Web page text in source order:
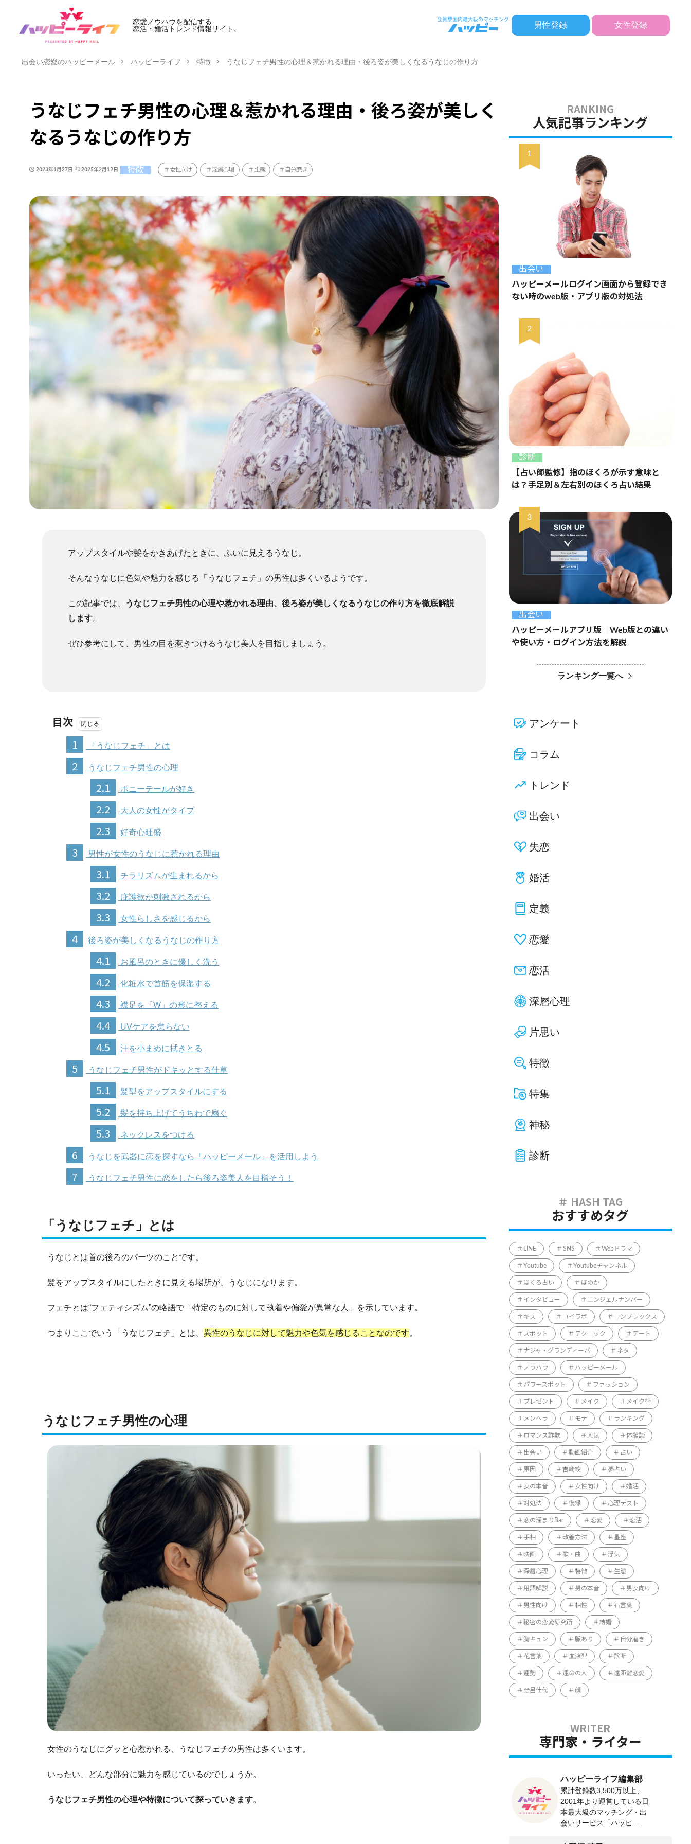
恋愛ノウハウを配信する
恋活・婚活トレンド情報サイト。
男性登録 女性登録
出会い恋愛のハッピーメール ハッピーライフ 特徴 うなじフェチ男性の心理＆惹かれる理由・後ろ姿が美しくなるうなじの作り方
うなじフェチ男性の心理＆惹かれる理由・後ろ姿が美しく
なるうなじの作り方
2023年1月27日 2025年2月12日 特徴 女性向け 深層心理 生態 自分磨き
アップスタイルや髪をかきあげたときに、ふいに見えるうなじ。
そんなうなじに色気や魅力を感じる「うなじフェチ」の男性は多くいるようです。
この記事では、
うなじフェチ男性の心理や惹かれる理由、後ろ姿が美しくなるうなじの作り方を徹底解説
します。
ぜひ参考にして、男性の目を惹きつけるうなじ美人を目指しましょう。
目次
1
「うなじフェチ」とは
2 うなじフェチ男性の心理
2.1 ポニーテールが好き
2.2 大人の女性がタイプ
2.3 好奇心旺盛
3 男性が女性のうなじに惹かれる理由
3.1 チラリズムが生まれるから
3.2 庇護欲が刺激されるから
3.3 女性らしさを感じるから
4 後ろ姿が美しくなるうなじの作り方
4.1 お風呂のときに優しく洗う
4.2 化粧水で首筋を保湿する
4.3 襟足を「W」の形に整える
4.4 UVケアを怠らない
4.5 汗を小まめに拭きとる
5 うなじフェチ男性がドキッとする仕草
5.1 髪型をアップスタイルにする
5.2 髪を持ち上げてうちわで扇ぐ
5.3 ネックレスをつける
6 うなじを武器に恋を探すなら「ハッピーメール」を活用しよう
7 うなじフェチ男性に恋をしたら後ろ姿美人を目指そう！
「うなじフェチ」とは
うなじとは首の後ろのパーツのことです。
髪をアップスタイルにしたときに見える場所が、うなじになります。
フェチとは“フェティシズム”の略語で「特定のものに対して執着や偏愛が異常な人」を示しています。
つまりここでいう「うなじフェチ」とは、 異性のうなじに対して魅力や色気を感じることなのです。
うなじフェチ男性の心理
女性のうなじにグッと心惹かれる、うなじフェチの男性は多くいます。
いったい、どんな部分に魅力を感じているのでしょうか。
うなじフェチ男性の心理や特徴について探っていきます。
人気記事ランキング
出会い
ハッピーメールログイン画面から登録でき
ない時のweb版・アプリ版の対処法
診断
【占い師監修】指のほくろが示す意味と
は？手足別＆左右別のほくろ占い結果
出会い
ハッピーメールアプリ版｜Web版との違い
や使い方・ログイン方法を解説
ランキング一覧へ
アンケート
コラム
トレンド
出会い
失恋
婚活
定義
恋愛
恋活
深層心理
片思い
特徴
特集
神秘
診断
おすすめタグ
LINE SNS Webドラマ
Youtube Youtubeチャンネル
ほくろ占い ほのか
インタビュー エンジェルナンバー
キス コイラボ コンプレックス
スポット テクニック デート
ナジャ・グランディーバ ネタ
ノウハウ ハッピーメール
パワースポット ファッション
プレゼント メイク メイク術
メンヘラ モテ ランキング
ロマンス詐欺 人気 体験談
出会い 動画紹介 占い
原因 吉崎綾 夢占い
女の本音 女性向け 婚活
対処法 復縁 心理テスト
恋の溜まりBar 恋愛 恋活
手相 改善方法 星座
映画 歌・曲 浮気
深層心理 特徴 生態
用語解説 男の本音 男女向け
男性向け 相性 石言葉
秘密の恋愛研究所 結婚
胸キュン 脈あり 自分磨き
花言葉 血液型 診断
運勢 運命の人 遠距離恋愛
野呂佳代 顔
専門家・ライター
ハッピーライフ編集部
累計登録数3,500万以上、
2001年より運営している日
本最大級のマッチング・出
会いサービス「ハッピ...